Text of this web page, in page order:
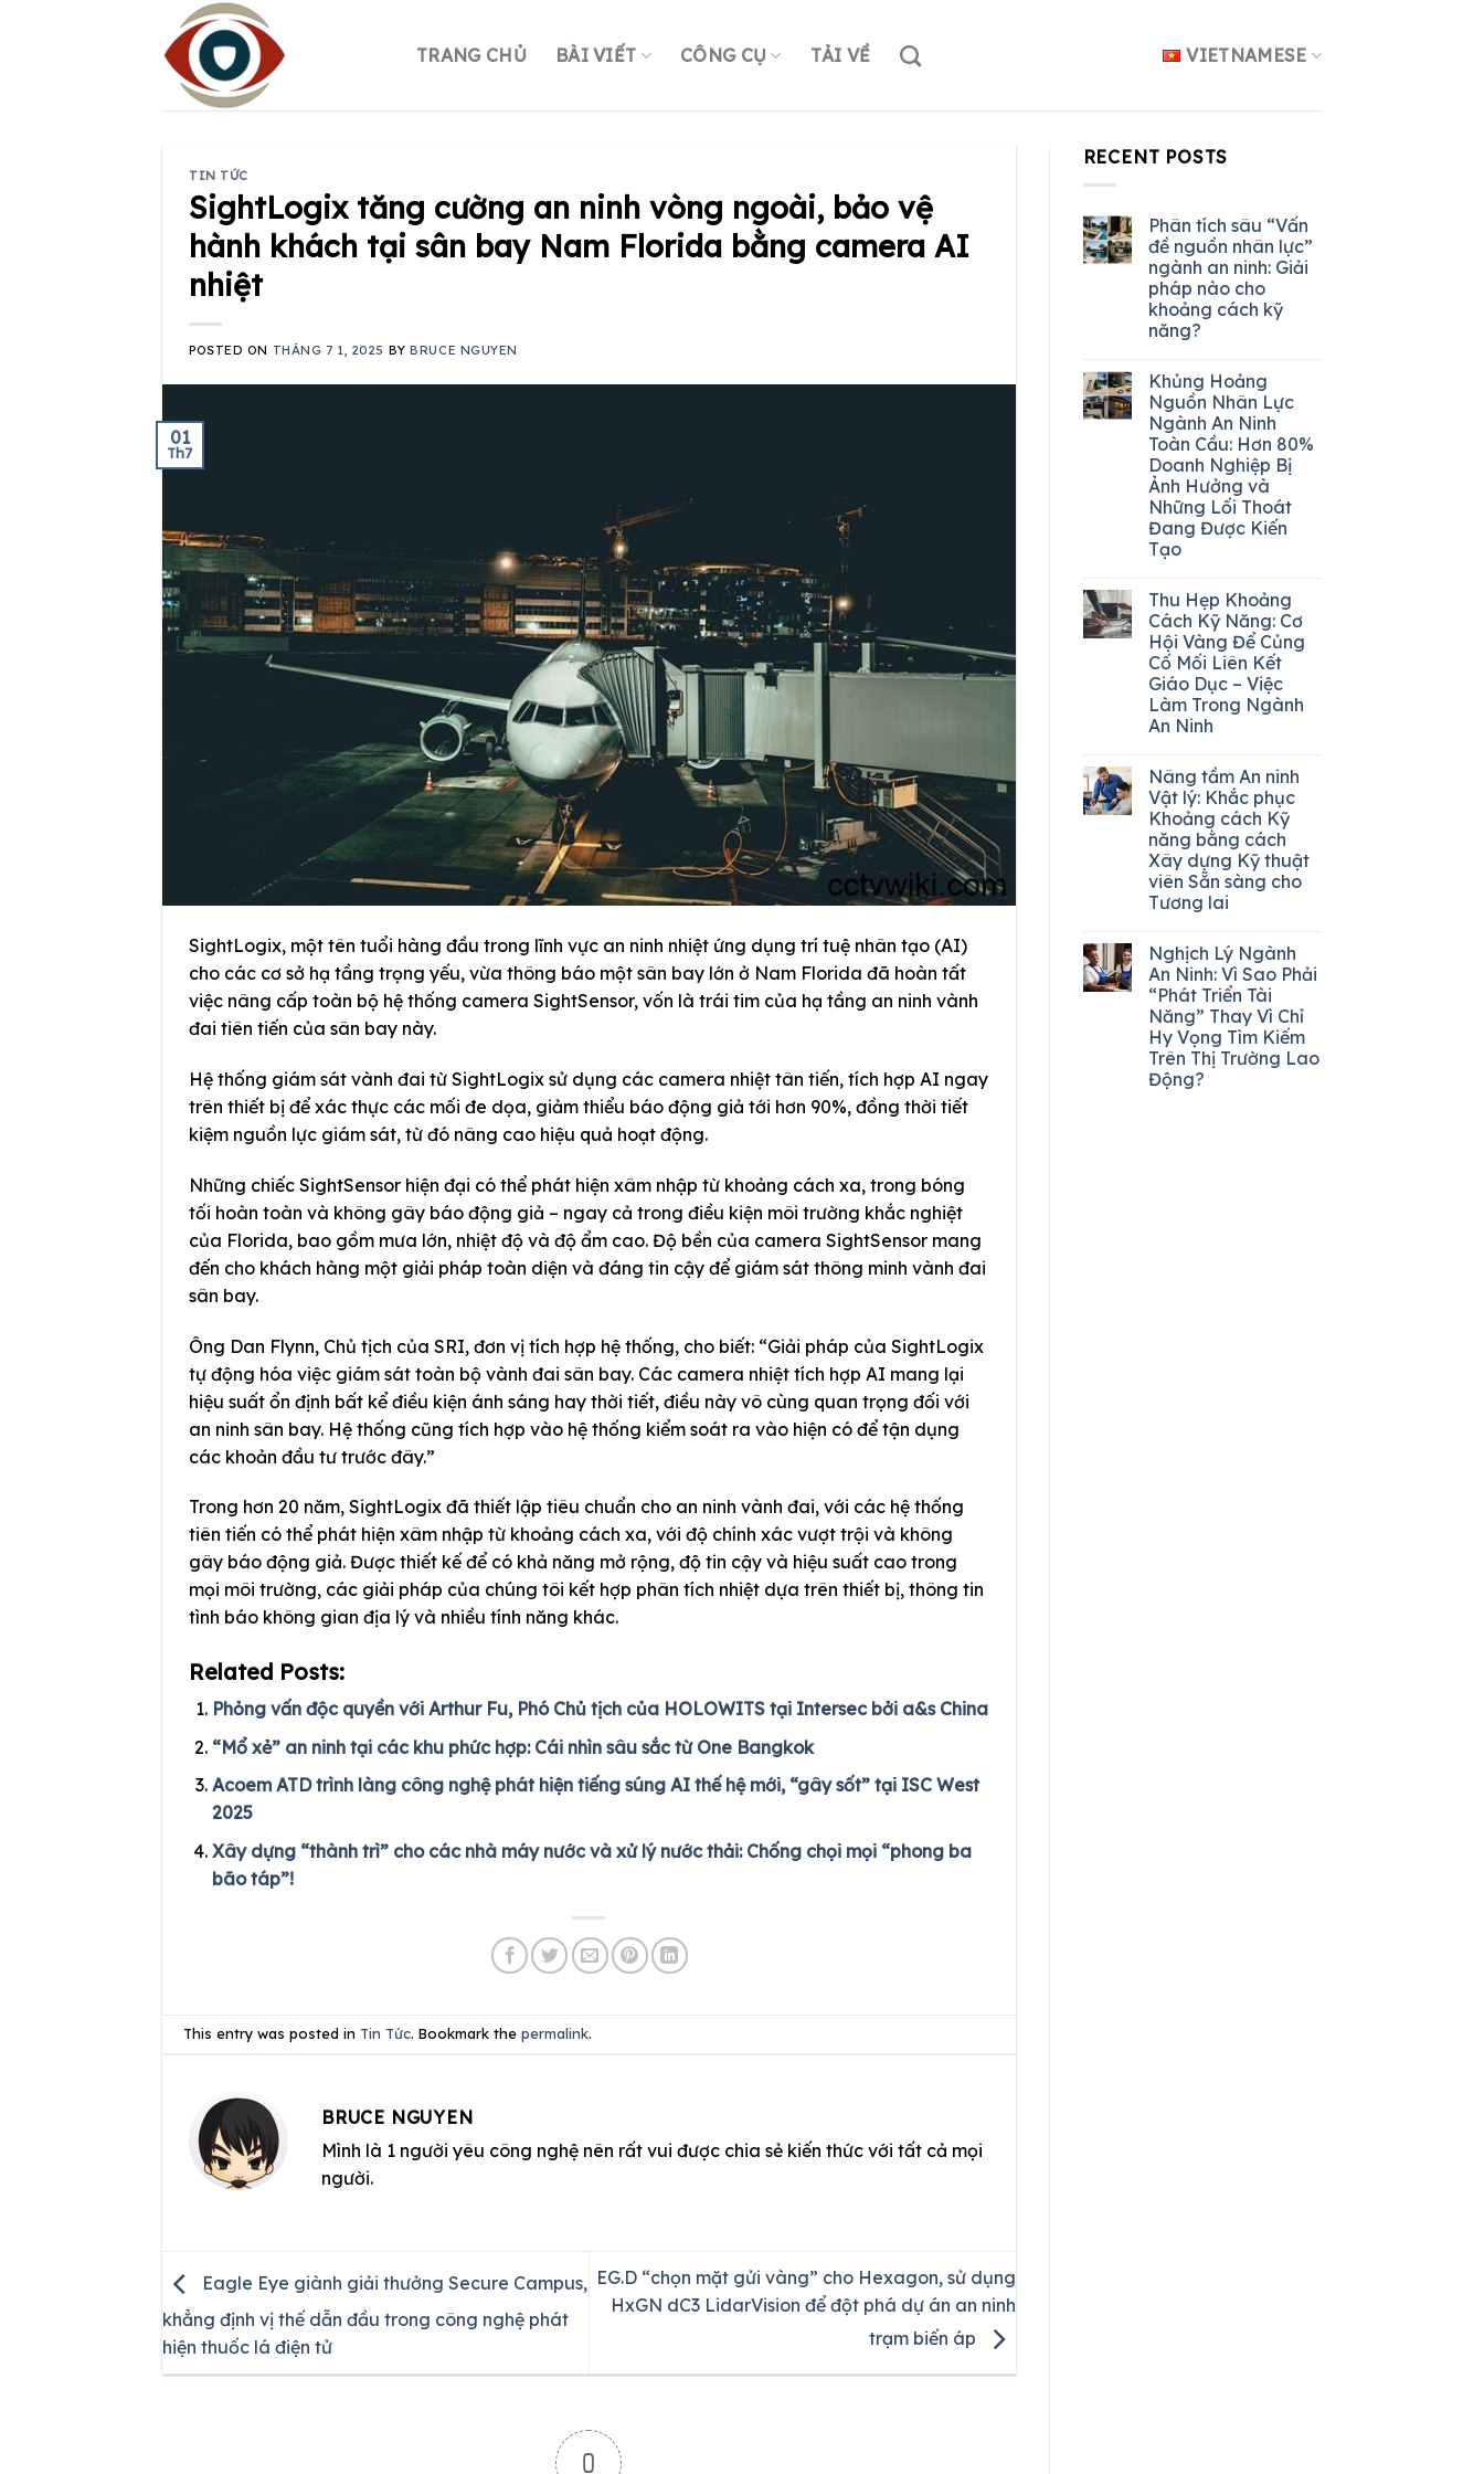
TRANG CHỦ BÀI VIẾT CÔNG CỤ TẢI VỀ VIETNAMESE
TIN TỨC
SightLogix tăng cường an ninh vòng ngoài, bảo vệ
hành khách tại sân bay Nam Florida bằng camera AI
nhiệt
POSTED ON THÁNG 7 1, 2025 BYBRUCE NGUYEN
01
Th7
SightLogix, một tên tuổi hàng đầu trong lĩnh vực an ninh nhiệt ứng dụng trí tuệ nhân tạo (AI)
cho các cơ sở hạ tầng trọng yếu, vừa thông báo một sân bay lớn ở Nam Florida đã hoàn tất
việc nâng cấp toàn bộ hệ thống camera SightSensor, vốn là trái tim của hạ tầng an ninh vành
đai tiên tiến của sân bay này.
Hệ thống giám sát vành đai từ SightLogix sử dụng các camera nhiệt tân tiến, tích hợp AI ngay
trên thiết bị để xác thực các mối đe dọa, giảm thiểu báo động giả tới hơn 90%, đồng thời tiết
kiệm nguồn lực giám sát, từ đó nâng cao hiệu quả hoạt động.
Những chiếc SightSensor hiện đại có thể phát hiện xâm nhập từ khoảng cách xa, trong bóng
tối hoàn toàn và không gây báo động giả – ngay cả trong điều kiện môi trường khắc nghiệt
của Florida, bao gồm mưa lớn, nhiệt độ và độ ẩm cao. Độ bền của camera SightSensor mang
đến cho khách hàng một giải pháp toàn diện và đáng tin cậy để giám sát thông minh vành đai
sân bay.
Ông Dan Flynn, Chủ tịch của SRI, đơn vị tích hợp hệ thống, cho biết: “Giải pháp của SightLogix
tự động hóa việc giám sát toàn bộ vành đai sân bay. Các camera nhiệt tích hợp AI mang lại
hiệu suất ổn định bất kể điều kiện ánh sáng hay thời tiết, điều này vô cùng quan trọng đối với
an ninh sân bay. Hệ thống cũng tích hợp vào hệ thống kiểm soát ra vào hiện có để tận dụng
các khoản đầu tư trước đây.”
Trong hơn 20 năm, SightLogix đã thiết lập tiêu chuẩn cho an ninh vành đai, với các hệ thống
tiên tiến có thể phát hiện xâm nhập từ khoảng cách xa, với độ chính xác vượt trội và không
gây báo động giả. Được thiết kế để có khả năng mở rộng, độ tin cậy và hiệu suất cao trong
mọi môi trường, các giải pháp của chúng tôi kết hợp phân tích nhiệt dựa trên thiết bị, thông tin
tình báo không gian địa lý và nhiều tính năng khác.
Related Posts:
Phỏng vấn độc quyền với Arthur Fu, Phó Chủ tịch của HOLOWITS tại Intersec bởi a&s China
“Mổ xẻ” an ninh tại các khu phức hợp: Cái nhìn sâu sắc từ One Bangkok
Acoem ATD trình làng công nghệ phát hiện tiếng súng AI thế hệ mới, “gây sốt” tại ISC West
2025
Xây dựng “thành trì” cho các nhà máy nước và xử lý nước thải: Chống chọi mọi “phong ba
bão táp”!
This entry was posted in Tin Tức. Bookmark thepermalink.
BRUCE NGUYEN
Mình là 1 người yêu công nghệ nên rất vui được chia sẻ kiến thức với tất cả mọi
người.
Eagle Eye giành giải thưởng Secure Campus,
khẳng định vị thế dẫn đầu trong công nghệ phát
hiện thuốc lá điện tử
EG.D “chọn mặt gửi vàng” cho Hexagon, sử dụng
HxGN dC3 LidarVision để đột phá dự án an ninh
trạm biến áp
0
RECENT POSTS
Phân tích sâu “Vấn
đề nguồn nhân lực”
ngành an ninh: Giải
pháp nào cho
khoảng cách kỹ
năng?
Khủng Hoảng
Nguồn Nhân Lực
Ngành An Ninh
Toàn Cầu: Hơn 80%
Doanh Nghiệp Bị
Ảnh Hưởng và
Những Lối Thoát
Đang Được Kiến
Tạo
Thu Hẹp Khoảng
Cách Kỹ Năng: Cơ
Hội Vàng Để Củng
Cố Mối Liên Kết
Giáo Dục – Việc
Làm Trong Ngành
An Ninh
Nâng tầm An ninh
Vật lý: Khắc phục
Khoảng cách Kỹ
năng bằng cách
Xây dựng Kỹ thuật
viên Sẵn sàng cho
Tương lai
Nghịch Lý Ngành
An Ninh: Vì Sao Phải
“Phát Triển Tài
Năng” Thay Vì Chỉ
Hy Vọng Tìm Kiếm
Trên Thị Trường Lao
Động?